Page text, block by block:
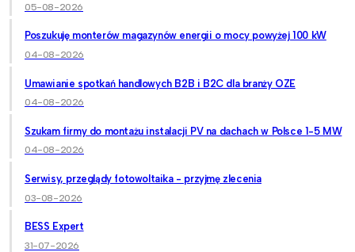
05-08-2026
Poszukuję monterów magazynów energii o mocy powyżej 100 kW
04-08-2026
Umawianie spotkań handlowych B2B i B2C dla branży OZE
04-08-2026
Szukam firmy do montażu instalacji PV na dachach w Polsce 1-5 MW
04-08-2026
Serwisy, przeglądy fotowoltaika - przyjmę zlecenia
03-08-2026
BESS Expert
31-07-2026